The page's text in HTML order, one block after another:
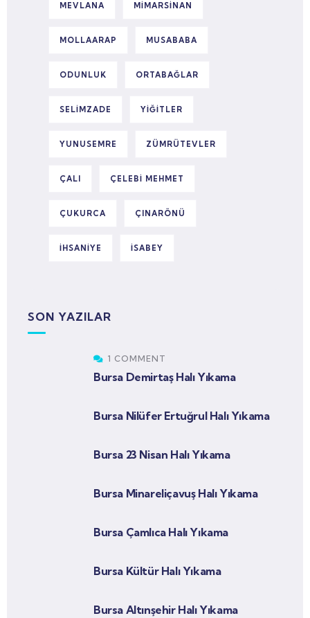
MEVLANA MIMARSINAN
MOLLAARAP MUSABABA
ODUNLUK ORTABAĞLAR
SELIMZADE YIĞITLER
YUNUSEMRE ZÜMRÜTEVLER
ÇALI ÇELEBI MEHMET
ÇUKURCA ÇINARÖNÜ
İHSANIYE İSABEY
SON YAZILAR
1 COMMENT
Bursa Demirtaş Halı Yıkama
Bursa Nilüfer Ertuğrul Halı Yıkama
Bursa 23 Nisan Halı Yıkama
Bursa Minareliçavuş Halı Yıkama
Bursa Çamlıca Halı Yıkama
Bursa Kültür Halı Yıkama
Bursa Altınşehir Halı Yıkama